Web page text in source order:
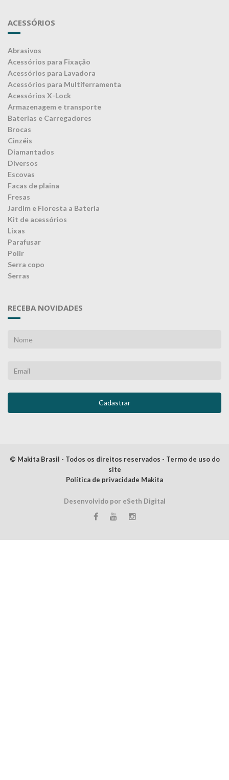
ACESSÓRIOS
Abrasivos
Acessórios para Fixação
Acessórios para Lavadora
Acessórios para Multiferramenta
Acessórios X-Lock
Armazenagem e transporte
Baterias e Carregadores
Brocas
Cinzéis
Diamantados
Diversos
Escovas
Facas de plaina
Fresas
Jardim e Floresta a Bateria
Kit de acessórios
Lixas
Parafusar
Polir
Serra copo
Serras
RECEBA NOVIDADES
© Makita Brasil - Todos os direitos reservados - Termo de uso do
site
Política de privacidade Makita
Desenvolvido por eSeth Digital